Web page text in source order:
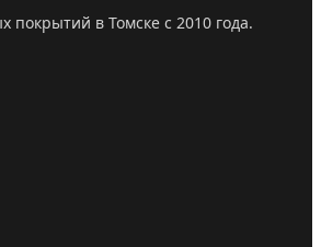
покрытий в Томске с 2010 года.